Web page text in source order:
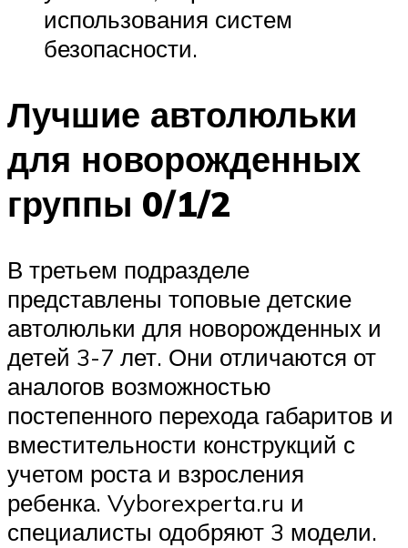
использования систем
безопасности.
Лучшие автолюльки
для новорожденных
группы 0/1/2
В третьем подразделе
представлены топовые детские
автолюльки для новорожденных и
детей 3-7 лет. Они отличаются от
аналогов возможностью
постепенного перехода габаритов и
вместительности конструкций с
учетом роста и взросления
ребенка. Vyborexperta.ru и
специалисты одобряют 3 модели.